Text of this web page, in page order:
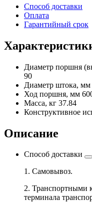
Способ доставки
Оплата
Гарантийный срок
Диаметр поршня
90
Диаметр штока, мм
Ход поршня, мм
Масса, кг 37.84
Конструктивное
Описание
Способ доставки
1. Самовывоз.
2. Транспортными
терминала